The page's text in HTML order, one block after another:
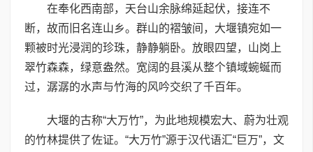
在奉化西南部，天台山余脉绵延起伏，接连不
断，故而旧名连山乡。群山的褶皱间，大堰镇宛如一
颗被时光浸润的珍珠，静静躺卧。放眼四望，山岗上
翠竹森森，绿意盎然。宽阔的县溪从整个镇域蜿蜒而
过，潺潺的水声与竹海的风吟交织了千百年。
大堰的古称“大万竹”，为此地规模宏大、蔚为壮观
的竹林提供了佐证。“大万竹”源于汉代语汇“巨万”，文